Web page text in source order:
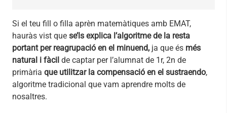
Si el teu fill o filla aprèn matemàtiques amb EMAT,
hauràs vist que se’ls explica l’algoritme de la resta
portant per reagrupació en el minuend, ja que és més
natural i fàcil de captar per l’alumnat de 1r, 2n de
primària que utilitzar la compensació en el sustraendo,
algoritme tradicional que vam aprendre molts de
nosaltres.